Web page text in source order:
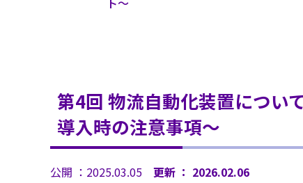
第4回 物流自動化装置につい
導入時の注意事項～
公開 ：2025.03.05 更新 ： 2026.02.06